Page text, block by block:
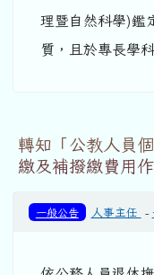
理暨自然科學)鑑
質，且於專長學
轉知「公教人員
繳及補撥繳費用
一般公告 人事主任 -